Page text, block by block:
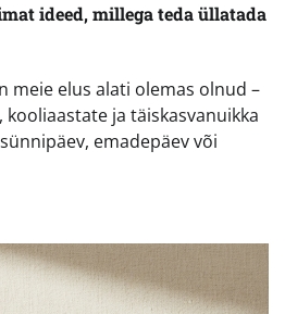
ideed, millega teda üllatada
meie elus alati olemas olnud –
ja täiskasvanuikka
emadepäev või